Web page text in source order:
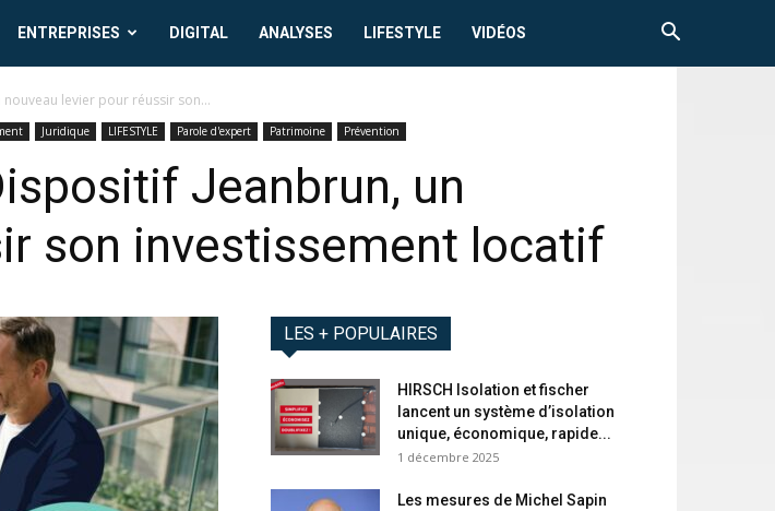
ENTREPRISES DIGITAL ANALYSES LIFESTYLE VIDÉOS
levier pour réussir son...
Juridique LIFESTYLE Parole d'expert Patrimoine Prévention
Jeanbrun, un
son investissement locatif
LES + POPULAIRES
HIRSCH Isolation et fischer
lancent un système d’isolation
unique, économique, rapide...
1 décembre 2025
Les mesures de Michel Sapin